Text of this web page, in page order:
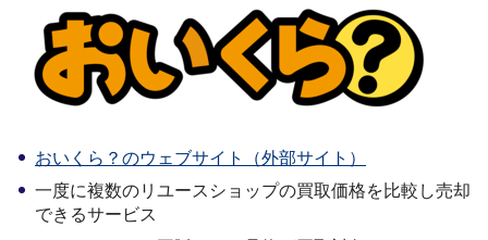
おいくら？のウェブサイト（外部サイト）
一度に複数のリユースショップの買取価格を比較し売却
できるサービス